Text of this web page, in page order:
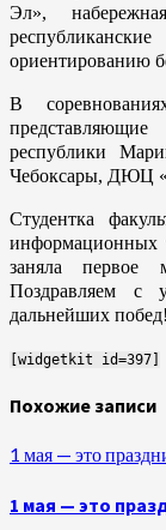
Эл»,
ориентированию
В
республики
Чебоксары, ДЮЦ
Студентка
информационных
заняла первое
Поздравляем с
дальнейших побед!
[widgetkit id=397]
Похожие записи
1 мая — это
1 мая — это